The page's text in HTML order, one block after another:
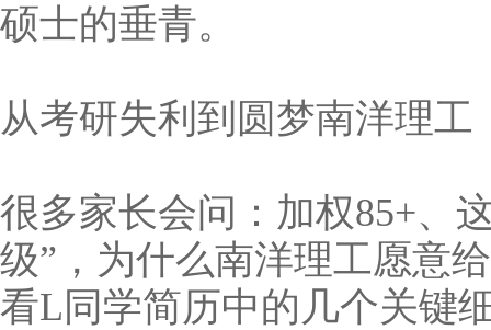
硕士的垂青。
从考研失利到圆梦南洋理工
很多家长会问：加权85+、
级”，为什么南洋理工愿意
看L同学简历中的几个关键